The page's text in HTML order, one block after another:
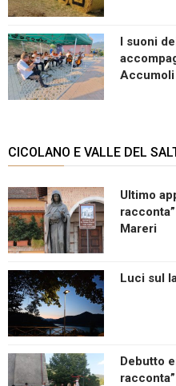
I suoni
Accumoli
CICOLANO E VALLE DEL
Ultimo
Mareri
Luci sul
Debutto